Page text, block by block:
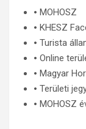
🞄 MOHOSZ
🞄 KHESZ
🞄 Turista
🞄 Online
🞄 Magyar
🞄 Területi
🞄 MOHOSZ